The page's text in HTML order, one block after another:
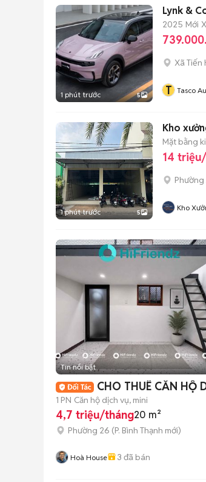
1 phút trước 5
Lynk &
2025 Mới
Xã Tiến
T Tasco
1 phút trước 5
Kho
Mặt bằng
14
Phường
Kho
Tin nổi bật
CHO THUÊ CĂN HỘ
1 PN Căn hộ dịch vụ, mini
4,7 triệu/tháng20 m²
Phường 26 (P. Bình Thạnh mới)
Hoà House 3 đã bán